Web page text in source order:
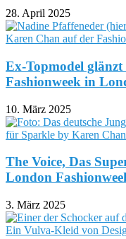
28. April 2025
Ex-Topmodel
Fashionweek in
10. März 2025
The Voice, Das
London
3. März 2025